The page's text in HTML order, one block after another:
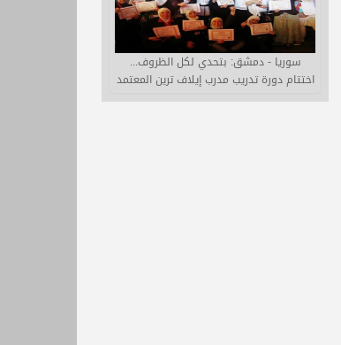
سوريا - دمشق: بتحدي لكل الظروف...
اختتام دورة تدريب مدرب إيلاف ترين المعتمد